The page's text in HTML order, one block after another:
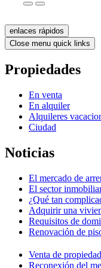
enlaces rápidos
Close menu quick links
Propiedades
En venta
En alquiler
Alquileres
Ciudad
Noticias
El mercado de
El sector
¿Qué tan
Adquirir una
Requisitos de
Renovación de
Venta de
Reconexión del